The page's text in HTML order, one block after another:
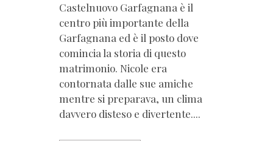
Castelnuovo Garfagnana è il
centro più importante della
Garfagnana ed è il posto dove
comincia la storia di questo
matrimonio. Nicole era
contornata dalle sue amiche
mentre si preparava, un clima
davvero disteso e divertente....